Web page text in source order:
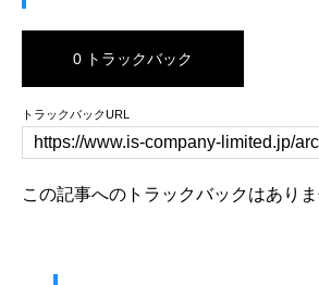
0 トラックバック
トラックバックURL
この記事へのトラックバックはありま